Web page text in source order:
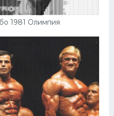
1981 Олимпия